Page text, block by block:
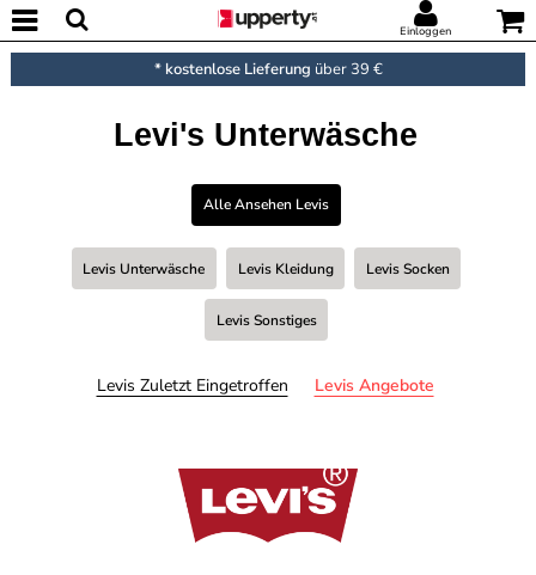
Einloggen
* kostenlose Lieferung über 39 €
Levi's Unterwäsche
Alle Ansehen Levis
Levis Unterwäsche Levis Kleidung Levis Socken
Levis Sonstiges
Levis Zuletzt Eingetroffen Levis Angebote